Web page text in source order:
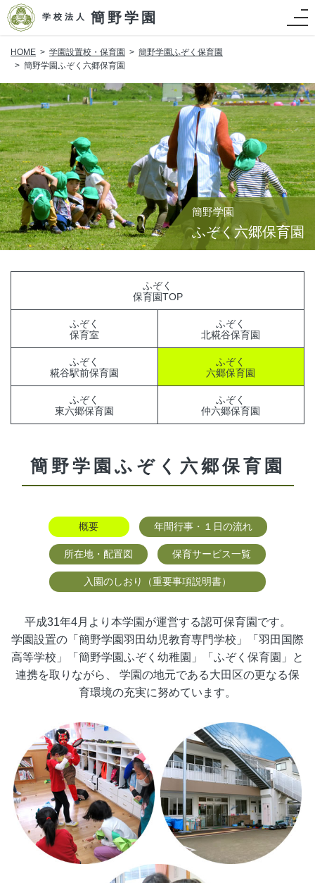
学校法人 簡野学園
HOME 学園設置校・保育園
簡野学園ふぞく保育園
簡野学園ふぞく六郷保育園
簡野学園
ふぞく六郷保育園
ふぞく
保育園TOP
ふぞく
保育室
ふぞく
北糀谷保育園
ふぞく
糀谷駅前保育園
ふぞく
六郷保育園
ふぞく
東六郷保育園
ふぞく
仲六郷保育園
簡野学園ふぞく六郷保育園
概要 年間行事・１日の流れ
所在地・配置図 保育サービス一覧
入園のしおり（重要事項説明書）
平成31年4月より本学園が運営する認可保育園です。
学園設置の「簡野学園羽田幼児教育専門学校」「羽田国際
高等学校」「簡野学園ふぞく幼稚園」「ふぞく保育園」と
連携を取りながら、
学園の地元である大田区の更なる保
育環境の充実に努めています。